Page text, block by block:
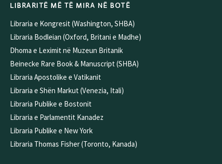
LIBRARITË MË TË MIRA NË BOTË
Libraria e Kongresit (Washington, SHBA)
Libraria Bodleian (Oxford, Britani e Madhe)
Dhoma e Leximit në Muzeun Britanik
Beinecke Rare Book & Manuscript (SHBA)
Libraria Apostolike e Vatikanit
Libraria e Shën Markut (Venezia, Itali)
Libraria Publike e Bostonit
Libraria e Parlamentit Kanadez
Libraria Publike e New York
Libraria Thomas Fisher (Toronto, Kanada)